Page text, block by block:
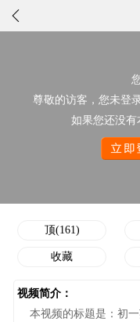
尊敬的访客，您未登
如果您还没有
正在播放：初一英语《
知中学【黄丽】（初中
作者/执教老师：
黄丽
05-30 20:40:48
顶(161)
收藏
视频简介：
本视频的标题是：初一